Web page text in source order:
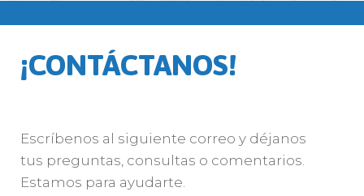
¡CONTÁCTANOS!
Escríbenos al siguiente correo y déjanos
tus preguntas, consultas o comentarios.
Estamos para ayudarte.